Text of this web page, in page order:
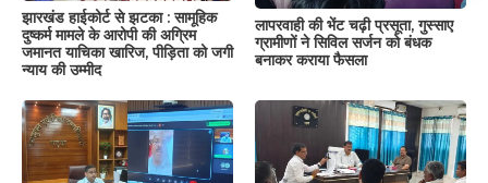
झारखंड हाईकोर्ट से झटका : सामूहिक
दुष्कर्म मामले के आरोपी की अग्रिम
जमानत याचिका खारिज, पीड़िता को जगी
न्याय की उम्मीद
लापरवाही की भेंट चढ़ी प्रसूता, गुस्साए
ग्रामीणों ने सिविल सर्जन को बंधक
बनाकर कराया फैसला